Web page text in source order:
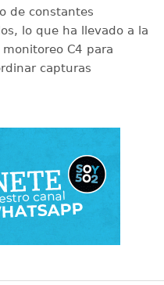
de constantes
lo que ha llevado a la
C4 para
capturas